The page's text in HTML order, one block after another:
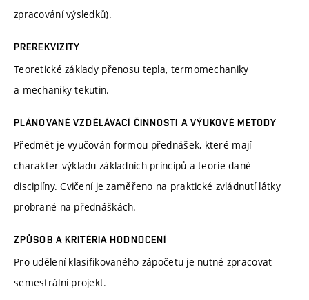
zpracování výsledků).
PREREKVIZITY
Teoretické základy přenosu tepla, termomechaniky
a mechaniky tekutin.
PLÁNOVANÉ VZDĚLÁVACÍ ČINNOSTI A VÝUKOVÉ METODY
Předmět je vyučován formou přednášek, které mají
charakter výkladu základních principů a teorie dané
disciplíny. Cvičení je zaměřeno na praktické zvládnutí látky
probrané na přednáškách.
ZPŮSOB A KRITÉRIA HODNOCENÍ
Pro udělení klasifikovaného zápočetu je nutné zpracovat
semestrální projekt.